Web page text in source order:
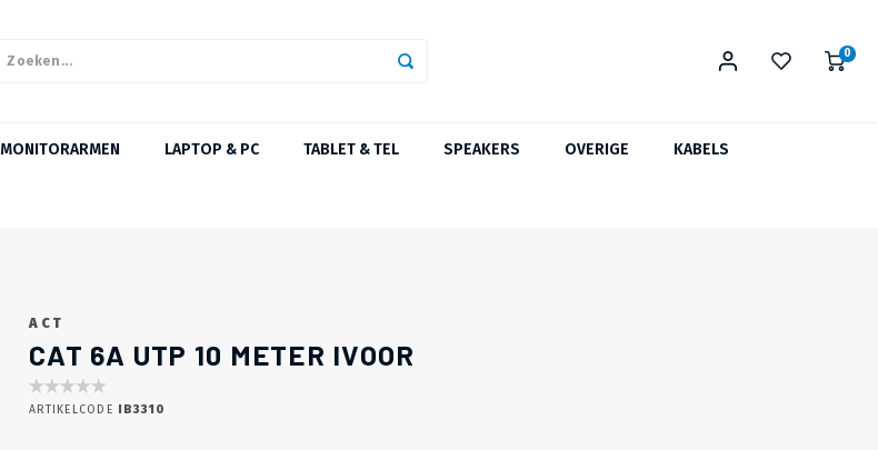
0
MONITORARMEN LAPTOP & PC TABLET & TEL SPEAKERS OVERIGE KABELS
ACT
CAT 6A UTP 10 METER IVOOR
ARTIKELCODE IB3310